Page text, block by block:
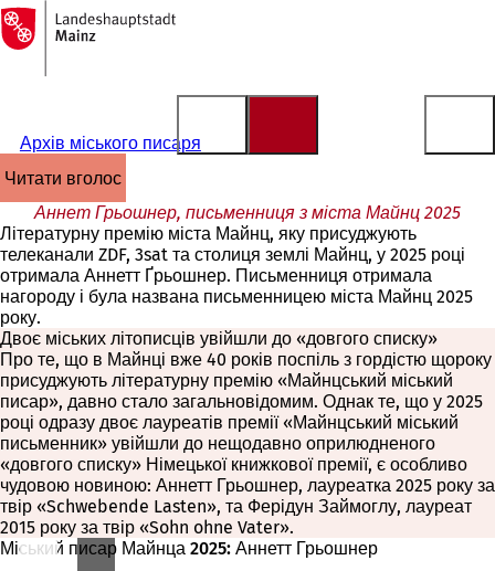
Перейти до змісту
На
головну
сторінку
Архів міського писаря
читати вголос
Аннет Грьошнер, письменниця з міста Майнц 2025
Літературну премію міста Майнц, яку присуджують
телеканали ZDF, 3sat та столиця землі Майнц, у 2025 році
отримала Аннетт Ґрьошнер. Письменниця отримала
нагороду і була названа письменницею міста Майнц 2025
року.
Двоє міських літописців увійшли до «довгого списку»
Про те, що в Майнці вже 40 років поспіль з гордістю щороку
присуджують літературну премію «Майнцський міський
писар», давно стало загальновідомим. Однак те, що у 2025
році одразу двоє лауреатів премії «Майнцський міський
письменник» увійшли до нещодавно оприлюдненого
«довгого списку» Німецької книжкової премії, є особливо
чудовою новиною: Аннетт Грьошнер, лауреатка 2025 року за
твір «Schwebende Lasten», та Ферідун Займоглу, лауреат
2015 року за твір «Sohn ohne Vater».
Міський писар Майнца 2025: Аннетт Грьошнер